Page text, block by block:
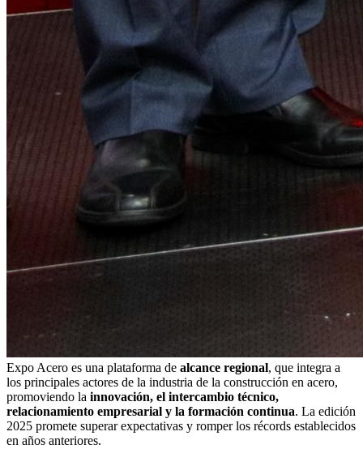
Expo Acero es una plataforma de alcance regional, que integra a
los principales actores de la industria de la construcción en acero,
promoviendo la innovación, el intercambio técnico,
relacionamiento empresarial y la formación continua. La edición
2025 promete superar expectativas y romper los récords establecidos
en años anteriores.